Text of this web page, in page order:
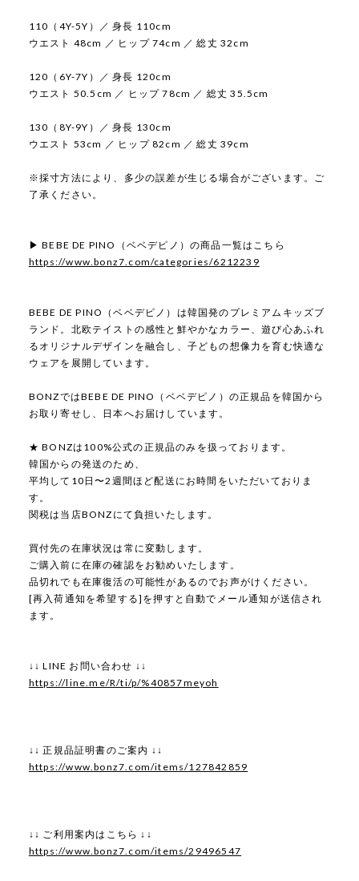
110（4Y-5Y）／ 身長 110cm
ウエスト 48cm ／ ヒップ 74cm ／ 総丈 32cm
120（6Y-7Y）／ 身長 120cm
ウエスト 50.5cm ／ ヒップ 78cm ／ 総丈 35.5cm
130（8Y-9Y）／ 身長 130cm
ウエスト 53cm ／ ヒップ 82cm ／ 総丈 39cm
※採寸方法により、多少の誤差が生じる場合がございます。ご
了承ください。
▶ BEBE DE PINO（ベベデピノ）の商品一覧はこちら
https://www.bonz7.com/categories/6212239
BEBE DE PINO（ベベデピノ）は韓国発のプレミアムキッズブ
ランド。北欧テイストの感性と鮮やかなカラー、遊び心あふれ
るオリジナルデザインを融合し、子どもの想像力を育む快適な
ウェアを展開しています。
BONZではBEBE DE PINO（ベベデピノ）の正規品を韓国から
お取り寄せし、日本へお届けしています。
★ BONZは100%公式の正規品のみを扱っております。
韓国からの発送のため、
平均して10日〜2週間ほど配送にお時間をいただいておりま
す。
関税は当店BONZにて負担いたします。
買付先の在庫状況は常に変動します。
ご購入前に在庫の確認をお勧めいたします。
品切れでも在庫復活の可能性があるのでお声がけください。
[再入荷通知を希望する]を押すと自動でメール通知が送信され
ます。
↓↓ LINE お問い合わせ ↓↓
https://line.me/R/ti/p/%40857meyoh
↓↓ 正規品証明書のご案内 ↓↓
https://www.bonz7.com/items/127842859
↓↓ ご利用案内はこちら ↓↓
https://www.bonz7.com/items/29496547